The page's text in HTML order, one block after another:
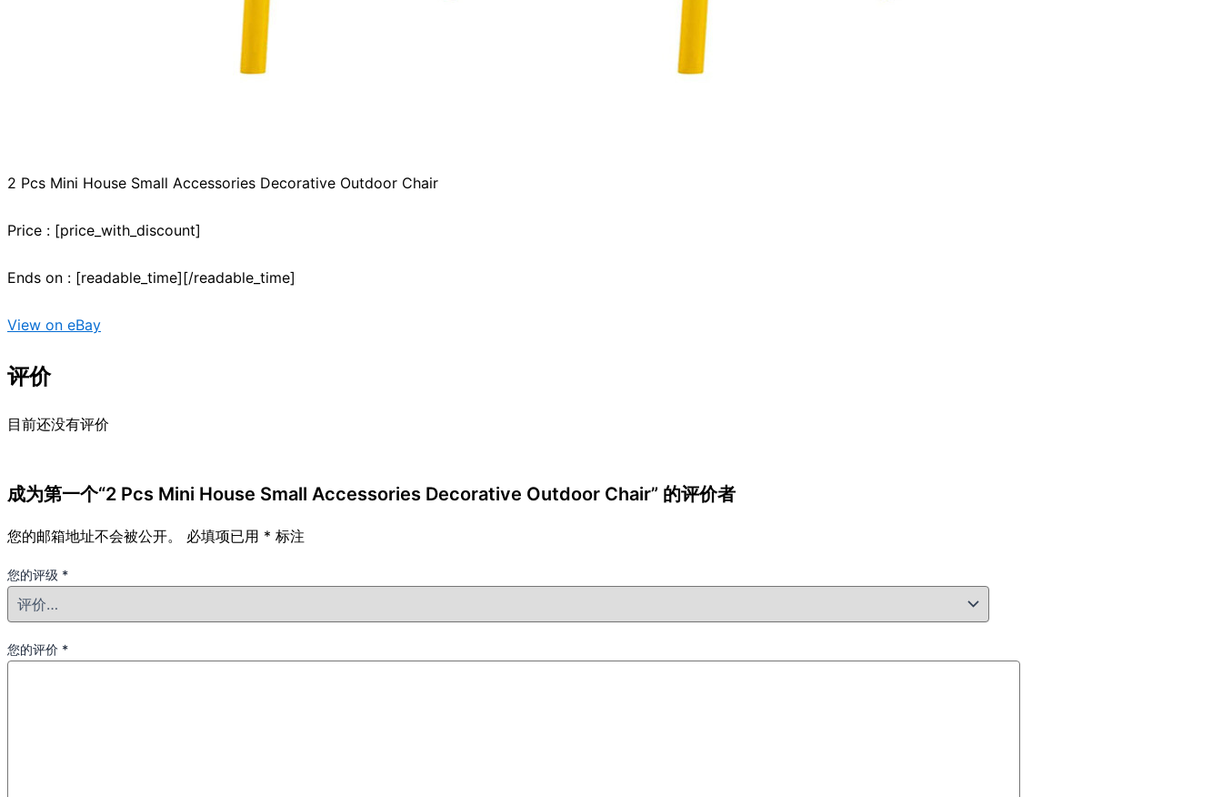
2 Pcs Mini House Small Accessories Decorative Outdoor Chair
Price : [price_with_discount]
Ends on : [readable_time][/readable_time]
View on eBay
评价
目前还没有评价
成为第一个“2 Pcs Mini House Small Accessories Decorative Outdoor Chair” 的评价者
您的邮箱地址不会被公开。 必填项已用 * 标注
您的评级 *
您的评价 *